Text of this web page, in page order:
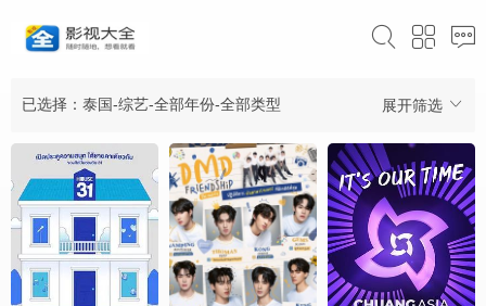
展开筛选
已选择：泰国-综艺-全部年份-全部类型